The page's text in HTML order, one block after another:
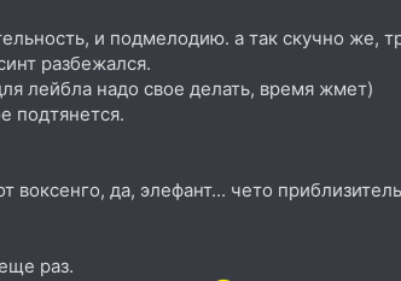
и подмелодию. а так скучно же,
разбежался.
лейбла надо свое делать, время жмет)
подтянется.
воксенго, да, элефант... чето
раз.